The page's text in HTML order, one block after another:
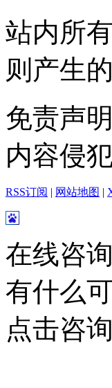
站内所
则产生
免责声
内容侵
RSS订阅 | 网站地图 |
在线咨询
有什么
点击咨询